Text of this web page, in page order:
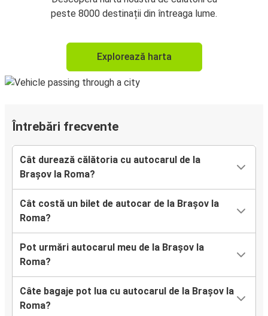
peste 8000 destinații din întreaga lume.
Explorează harta
Întrebări frecvente
Cât durează călătoria cu autocarul de la
Brașov la Roma?
Cât costă un bilet de autocar de la Brașov la
Roma?
Pot urmări autocarul meu de la Brașov la
Roma?
Câte bagaje pot lua cu autocarul de la Brașov la
Roma?